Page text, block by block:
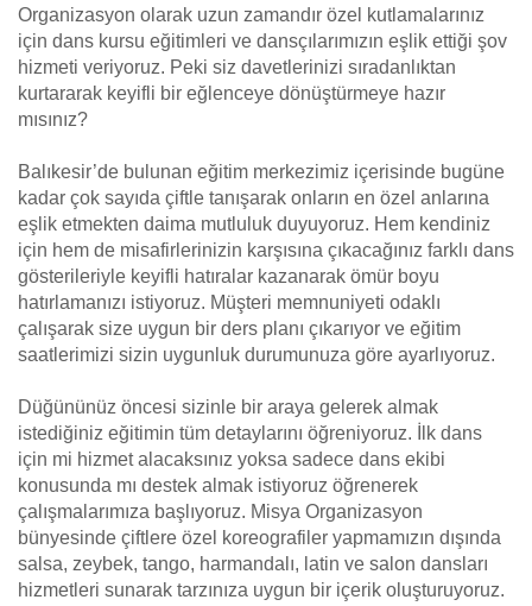
Organizasyon olarak uzun zamandır özel kutlamalarınız
için dans kursu eğitimleri ve dansçılarımızın eşlik ettiği şov
hizmeti veriyoruz. Peki siz davetlerinizi sıradanlıktan
kurtararak keyifli bir eğlenceye dönüştürmeye hazır
mısınız?
Balıkesir’de bulunan eğitim merkezimiz içerisinde bugüne
kadar çok sayıda çiftle tanışarak onların en özel anlarına
eşlik etmekten daima mutluluk duyuyoruz. Hem kendiniz
için hem de misafirlerinizin karşısına çıkacağınız farklı dans
gösterileriyle keyifli hatıralar kazanarak ömür boyu
hatırlamanızı istiyoruz. Müşteri memnuniyeti odaklı
çalışarak size uygun bir ders planı çıkarıyor ve eğitim
saatlerimizi sizin uygunluk durumunuza göre ayarlıyoruz.
Düğününüz öncesi sizinle bir araya gelerek almak
istediğiniz eğitimin tüm detaylarını öğreniyoruz. İlk dans
için mi hizmet alacaksınız yoksa sadece dans ekibi
konusunda mı destek almak istiyoruz öğrenerek
çalışmalarımıza başlıyoruz. Misya Organizasyon
bünyesinde çiftlere özel koreografiler yapmamızın dışında
salsa, zeybek, tango, harmandalı, latin ve salon dansları
hizmetleri sunarak tarzınıza uygun bir içerik oluşturuyoruz.